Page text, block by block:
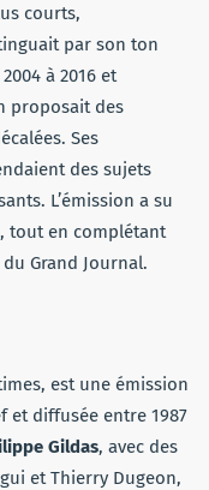
courts,
par son ton
à 2016 et
proposait des
Ses
des sujets
L’émission a su
tout en complétant
Grand Journal.
est une émission
et diffusée entre 1987
Gildas, avec des
et Thierry Dugeon,